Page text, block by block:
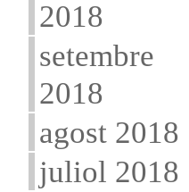
2018
setembre
2018
agost 2018
juliol 2018